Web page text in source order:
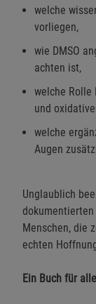
welche
vorliegen,
wie DMSO
achten ist,
welche Rolle
und
welche
Augen
Unglaublich
Menschen, die
echten
Ein Buch für